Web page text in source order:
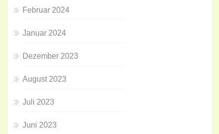
Februar 2024
Januar 2024
Dezember 2023
August 2023
Juli 2023
Juni 2023